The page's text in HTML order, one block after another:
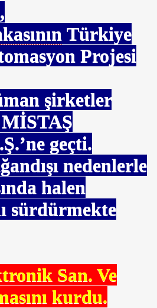
Türkiye
Projesi
şirketler
geçti.
nedenlerle
halen
sürdürmekte
San. Ve
kurdu.